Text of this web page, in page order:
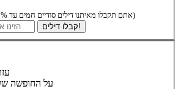
אתם תקבלו מאיתנו דילים סודיים חמים עד 50% הנחה!(לזמן מוגבל בלבד)
קבלו דילים!
על החופשה